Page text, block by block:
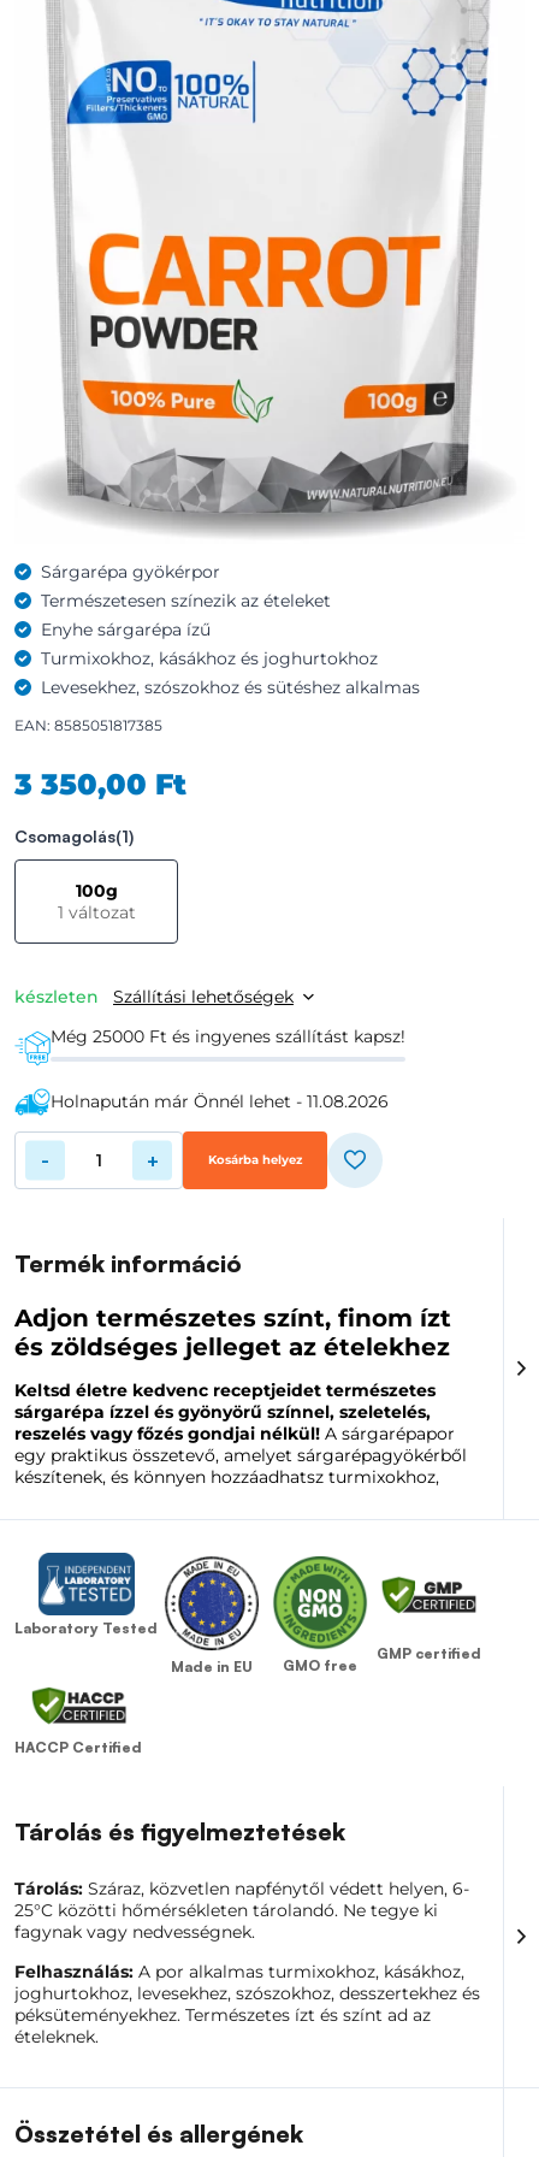
Sárgarépa gyökérpor
Természetesen színezik az ételeket
Enyhe sárgarépa ízű
Turmixokhoz, kásákhoz és joghurtokhoz
Levesekhez, szószokhoz és sütéshez alkalmas
EAN: 8585051817385
3 350,00 Ft
Csomagolás(1)
100g
1 változat
készleten
Szállítási lehetőségek
Még 25000 Ft és ingyenes szállítást kapsz!
Holnapután már Önnél lehet - 11.08.2026
- + Kosárba helyez
Termék információ
Adjon természetes színt, finom ízt
és zöldséges jelleget az ételekhez
Keltsd életre kedvenc receptjeidet természetes
sárgarépa ízzel és gyönyörű színnel, szeletelés,
reszelés vagy főzés gondjai nélkül! A sárgarépapor
egy praktikus összetevő, amelyet sárgarépagyökérből
készítenek, és könnyen hozzáadhatsz turmixokhoz,
desszertekhez és péksüteményekhez.
Enyhe ízének köszönhetően könnyen kombinálható
mind édes, mind sós ételekkel. Segítségével gyorsan
gazdagíthatod receptedet zöldséges ízvilággal,
természetes színnel és kellemes sárgarépa aromával
anélkül, hogy mindig friss sárgarépa lenne kéznél.
Ideális a mindennapi főzéshez, amikor karakteresebbé,
vizuális frissessé és természetes ízvilággal szeretnéd
felruházni az ételeidet. Egy kis mennyiség is elég ahhoz,
hogy egy átlagos recept új, színesebb dimenziót adjon.
Enyhe sárgarépa ízű
Gyors zöldségdúsító receptek
Sokoldalú felhasználás a konyhában
Alkalmas smoothie-khoz, kásákhoz és
joghurtokhoz
Levesekhez, szószokhoz és süteményekhez is
praktikus
Egyszerű, egykomponensű összetétel
Kinek alkalmas?
Laboratory Tested
Made in EU GMO free
GMP certified
HACCP Certified
Tárolás és figyelmeztetések
Tárolás: Száraz, közvetlen napfénytől védett helyen, 6-
25°C közötti hőmérsékleten tárolandó. Ne tegye ki
fagynak vagy nedvességnek.
Felhasználás: A por alkalmas turmixokhoz, kásákhoz,
joghurtokhoz, levesekhez, szószokhoz, desszertekhez és
péksüteményekhez. Természetes ízt és színt ad az
ételeknek.
Összetétel és allergének